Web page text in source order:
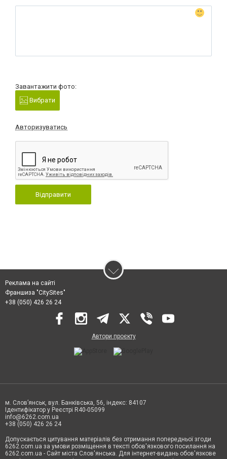
Завантажити фото:
Вибрати
Авторизуватись
Відправити
Реклама на сайті
Франшиза "CitySites"
+38 (050) 426 26 24
Автори проєкту
м. Слов’янськ, вул. Банківська, 56, індекс: 84107
Ідентифікатор у Реєстрі R40-05099
info@6262.com.ua
+38 (050) 426 26 24
Допускається цитування матеріалів без отримання попередньої згоди
6262.com.ua за умови розміщення в тексті обов'язкового посилання на
6262.com.ua - Сайт міста Слов'янська. Для інтернет-видань обов'язкове